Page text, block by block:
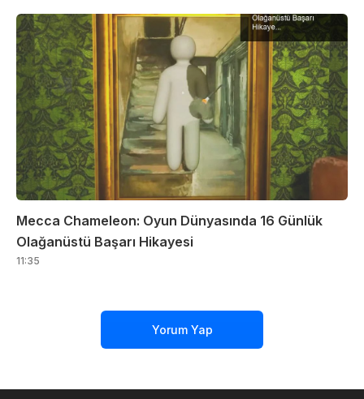
Mecca Chameleon: Oyun Dünyasında 16 Günlük
Olağanüstü Başarı Hikayesi
11:35
Yorum Yap